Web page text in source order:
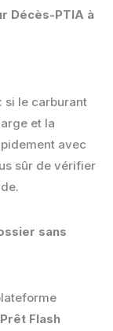
Décès-PTIA à
si le carburant
et la
avec
sûr de vérifier
sans
Prêt Flash